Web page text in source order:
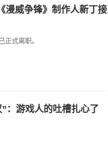
漫威争锋》制作人新丁接
式离职。
：游戏人的吐槽扎心了